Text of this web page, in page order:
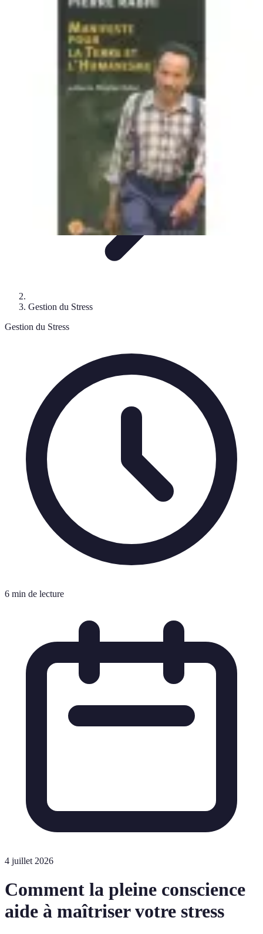
Sport et Bien-êtreTechniques de gestion du stress
Gestion du StressTechniques de Gestion
Stress Maîtrise
Gestion du Stress
Gestion du Stress
6 min de lecture
4 juillet 2026
Comment la pleine conscience
aide à maîtriser votre stress